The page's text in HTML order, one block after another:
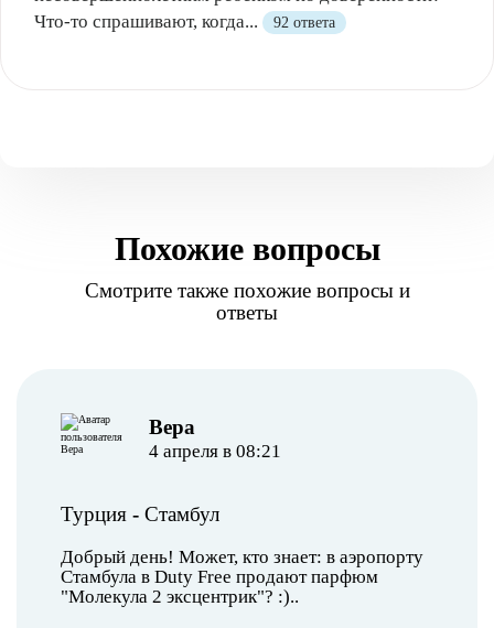
Что-то спрашивают, когда...
92 ответа
Похожие вопросы
Смотрите также похожие вопросы и
ответы
Вера
4 апреля в 08:21
Турция - Стамбул
Добрый день! Может, кто знает: в аэропорту
Стамбула в Duty Free продают парфюм
"Молекула 2 эксцентрик"? :)..